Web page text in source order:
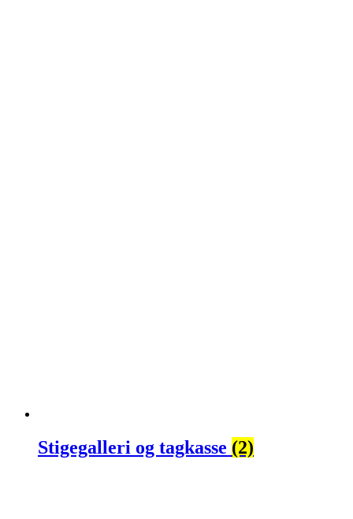
Stigegalleri og tagkasse (2)